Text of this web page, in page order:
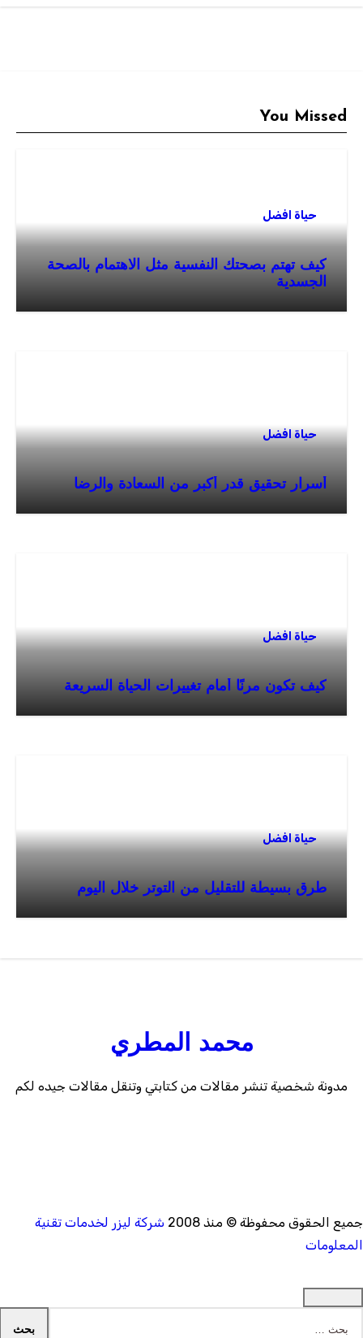
You Missed
حياة افضل
كيف تهتم بصحتك النفسية مثل الاهتمام بالصحة
الجسدية
حياة افضل
أسرار تحقيق قدر أكبر من السعادة والرضا
حياة افضل
كيف تكون مرنًا أمام تغييرات الحياة السريعة
حياة افضل
طرق بسيطة للتقليل من التوتر خلال اليوم
محمد المطري
مدونة شخصية تنشر مقالات من كتابتي وتنقل مقالات جيده لكم
جميع الحقوق محفوظة © منذ 2008
شركة ليزر لخدمات تقنية
المعلومات